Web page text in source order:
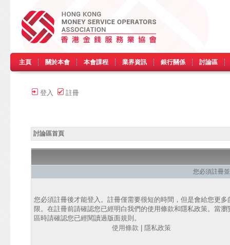
主頁 關於本會 本會課程 業界資訊 銀行關係 討論區
登入 註冊
討論區首頁
您必須註冊
您必須註冊後才能登入。註冊僅需要很短的時間，但是會給您更多
限。在註冊前請確認您已經明白我們的使用條款和隱私政策。當瀏
區時請確認您已經閱讀過版面規則。
使用條款
隱私政策